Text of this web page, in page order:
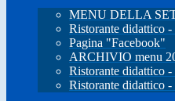
MENU DELLA
Ristorante
Pagina "Facebook"
ARCHIVIO menu
Ristorante didattico
Ristorante didattico